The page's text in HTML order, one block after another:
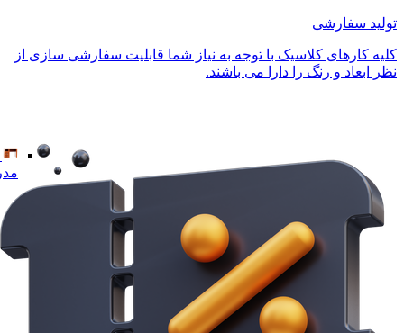
تولید سفارشی
کلیه کارهای کلاسیک با توجه به نیاز شما قابلیت سفارشی سازی از
نظر ابعاد و رنگ را دارا می باشند.